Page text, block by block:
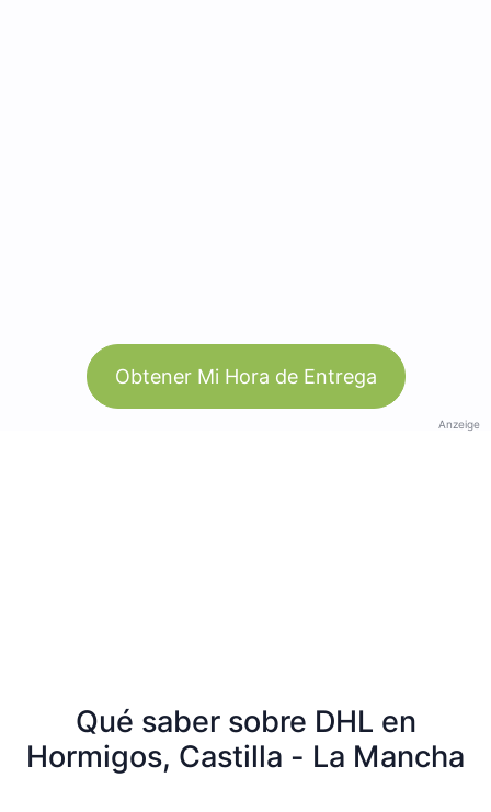
Obtener Mi Hora de Entrega
Anzeige
Qué saber sobre DHL en
Hormigos, Castilla - La Mancha